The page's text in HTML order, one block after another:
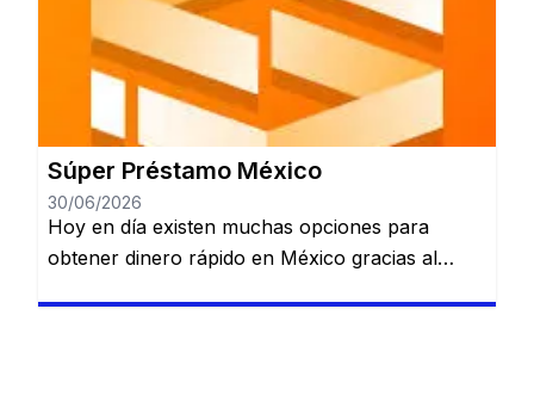
Crédito moto. Préstamo de nómina. Ver
opciones de BBVA Sujeto a evaluación y
aprobación. Santander Préstamos Puede ser
una alternativa para quienes quieren comparar
[…]
Súper Préstamo México
30/06/2026
Hoy en día existen muchas opciones para
obtener dinero rápido en México gracias al